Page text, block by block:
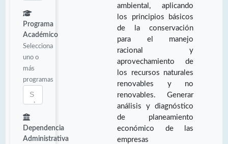
Programa
Académico
Selecciona
uno o
más
programas
Dependencia
Administrativa
ambiental, aplicando
los principios básicos
de la conservación
para el manejo
racional y
aprovechamiento de
los recursos naturales
renovables y no
renovables. Generar
análisis y diagnóstico
de planeamiento
económico de las
empresas